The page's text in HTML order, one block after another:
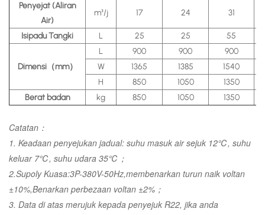
Penyejat (Aliran
Air)
m³/j 17 24 31
Isipadu Tangki L 25 25 55
Dimensi（mm）
L 900 900
900
W
1365 1385
1540
H
850 1050
1350
Berat badan
kg 850 1050 1350
Catatan：
1. Keadaan penyejukan jadual: suhu masuk air sejuk 12℃, suhu
keluar 7℃, suhu udara 35℃；
2.Supoly Kuasa:3P-380V-50Hz,membenarkan turun naik voltan
±10%,Benarkan perbezaan voltan ±2%；
3. Data di atas merujuk kepada penyejuk R22, jika anda